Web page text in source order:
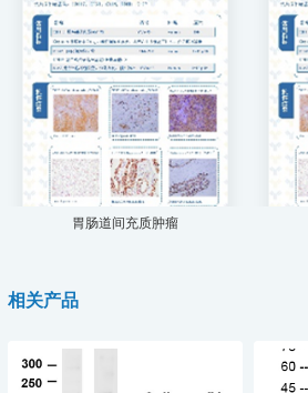
胃肠道间充质肿瘤
相关产品